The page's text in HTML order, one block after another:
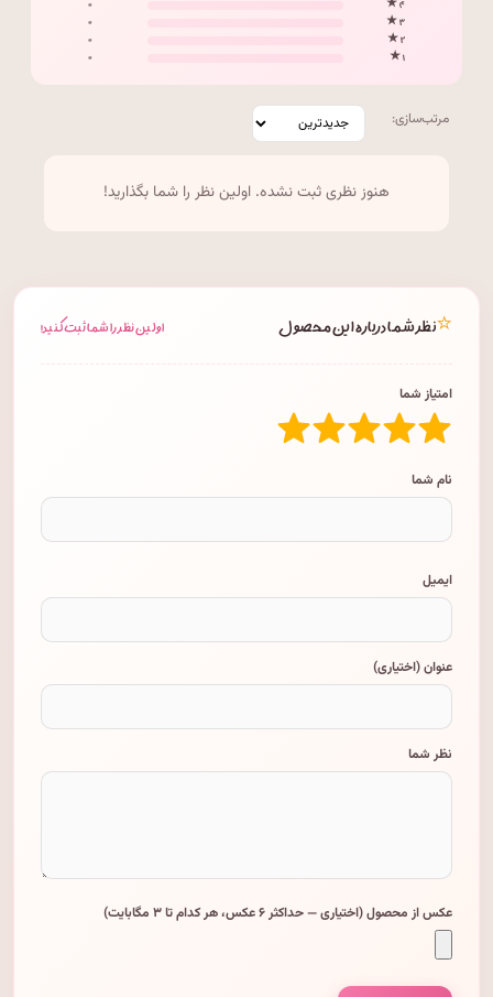
۴ ★
۰
۳ ★
۰
۲ ★
۰
۱ ★
۰
مرتب‌سازی:
هنوز نظری ثبت نشده. اولین نظر را شما بگذارید!
⭐نظر شما درباره این محصول اولین نظر را شما ثبت کنید!
امتیاز شما
نام شما
ایمیل
عنوان (اختیاری)
نظر شما
عکس از محصول (اختیاری — حداکثر ۶ عکس، هر کدام تا ۳ مگابایت)